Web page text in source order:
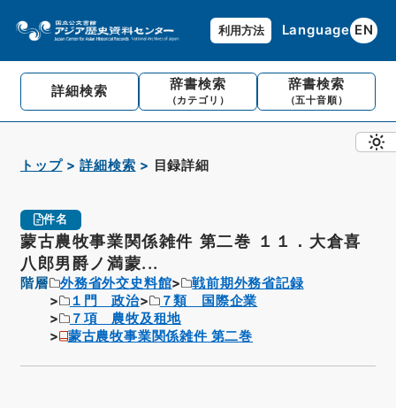
利用方法 Language EN
詳細検索 辞書検索
（カテゴリ）
辞書検索
（五十音順）
トップ 詳細検索 目録詳細
件名
蒙古農牧事業関係雑件 第二巻 １１．大倉喜
八郎男爵ノ満蒙...
階層 外務省外交史料館
戦前期外務省記録
１門 政治
７類 国際企業
７項 農牧及租地
蒙古農牧事業関係雑件 第二巻